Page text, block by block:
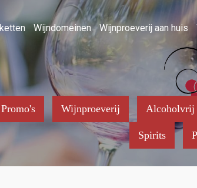
Wijndomeinen Wijnproeverij aan huis
Promo's Wijnproeverij Alcoholvrij
Spirits